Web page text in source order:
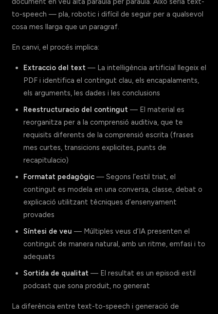
to-speech — pla, robotic i difícil de seguir per a qualsevol
cosa mes llarga que un paragraf.
En canvi, el procés implica:
Extraccio del text — La intel·ligència artificial llegeix el
PDF i identifica el contingut clau, els encapalaments,
els arguments, les dades i les conclusions
Reestructuracio del contingut — El material es
reorganitza per a la comprensió auditiva, que te
requisits diferents de la comprensió escrita (frases
mes curtes, transicions explicites, punts de
recapitulacio)
Formatat pedagògic — Segons l’estil triat, el
contingut es modela en una conversa, classe, debat o
explicació utilitzant tècniques d’ensenyament
provades
Síntesi de veu — Múltiples veus d’IA presenten el
contingut de manera natural, amb un ritme, emfasi i to
adequats
Sortida de qualitat — El resultat es un episodi estil
podcast que sona produit, no generat
La diferència entre text-to-speech i generació de